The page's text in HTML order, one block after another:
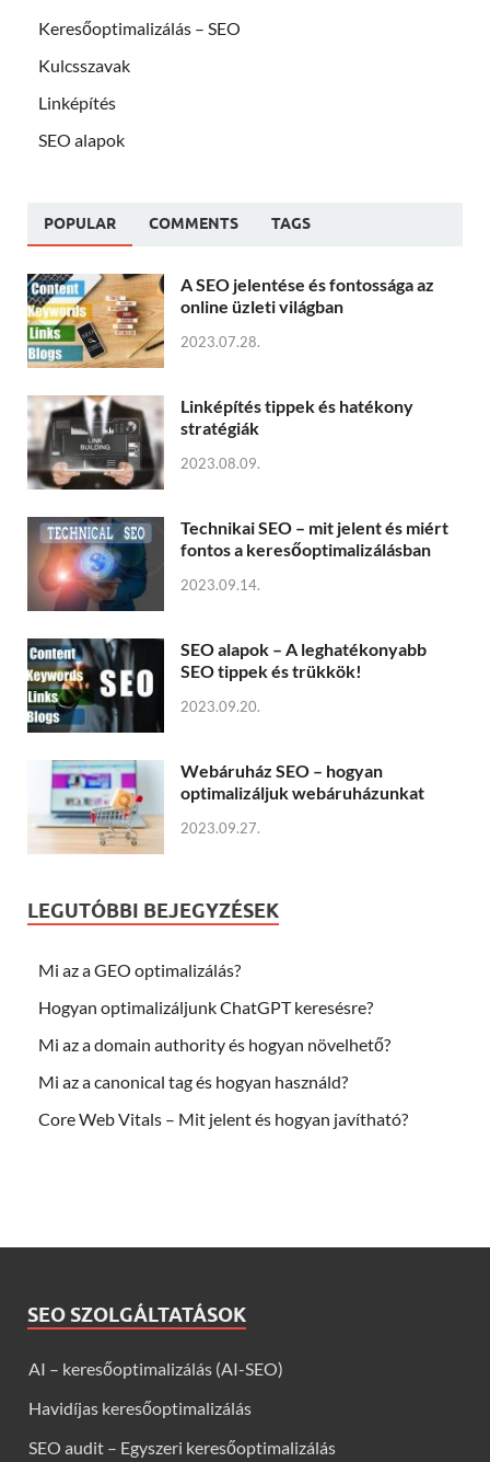
Keresőoptimalizálás – SEO
Kulcsszavak
Linképítés
SEO alapok
POPULAR COMMENTS TAGS
A SEO jelentése és fontossága az
online üzleti világban
2023.07.28.
Linképítés tippek és hatékony
stratégiák
2023.08.09.
Technikai SEO – mit jelent és miért
fontos a keresőoptimalizálásban
2023.09.14.
SEO alapok – A leghatékonyabb
SEO tippek és trükkök!
2023.09.20.
Webáruház SEO – hogyan
optimalizáljuk webáruházunkat
2023.09.27.
LEGUTÓBBI BEJEGYZÉSEK
Mi az a GEO optimalizálás?
Hogyan optimalizáljunk ChatGPT keresésre?
Mi az a domain authority és hogyan növelhető?
Mi az a canonical tag és hogyan használd?
Core Web Vitals – Mit jelent és hogyan javítható?
SEO SZOLGÁLTATÁSOK
AI – keresőoptimalizálás (AI-SEO)
Havidíjas keresőoptimalizálás
SEO audit – Egyszeri keresőoptimalizálás